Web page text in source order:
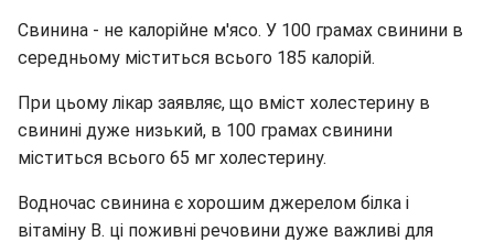
Свинина - не калорійне м'ясо. У 100 грамах свинини в
середньому міститься всього 185 калорій.
При цьому лікар заявляє, що вміст холестерину в
свинині дуже низький, в 100 грамах свинини
міститься всього 65 мг холестерину.
Водночас свинина є хорошим джерелом білка і
вітаміну B. ці поживні речовини дуже важливі для